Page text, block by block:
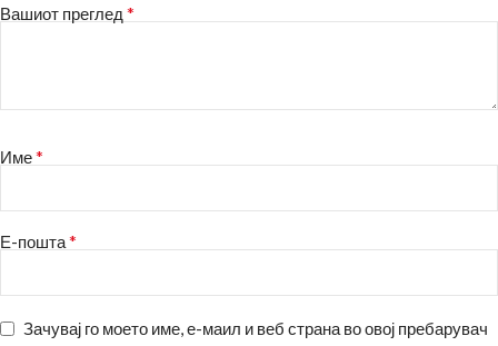
Вашиот преглед *
Име*
Е-пошта*
Зачувај го моето име, е-маил и веб страна во овој пребарувач